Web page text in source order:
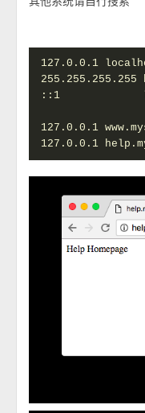
127.0.0.1
255.255.255.255
::1
127.0.0.1
127.0.0.1